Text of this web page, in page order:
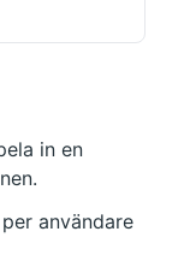
in en
användare